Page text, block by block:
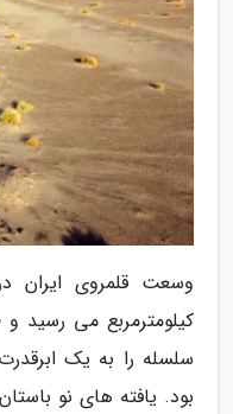
سلسله را به یک
بود. یافته های نو